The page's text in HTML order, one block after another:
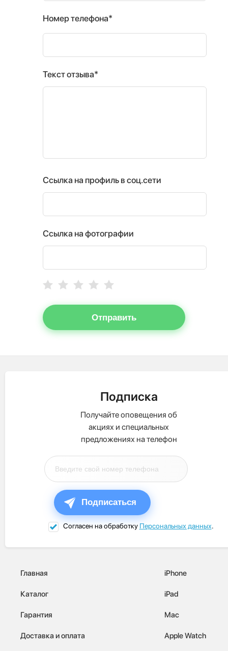
Номер телефона*
Текст отзыва*
Ссылка на профиль в соц.сети
Ссылка на фотографии
Отправить
Подписка
Получайте оповещения об
акциях и специальных
предложениях на телефон
Подписаться
Согласен на обработку Персональных данных.
Главная
Каталог
Гарантия
Доставка и оплата
iPhone
iPad
Mac
Apple Watch